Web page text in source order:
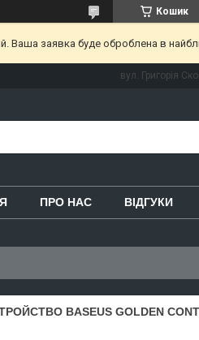
Кошик
Ваша заявка буде оброблена в
вул. Григорія
ПРО НАС ВІДГУКИ
BASEUS GOLDEN